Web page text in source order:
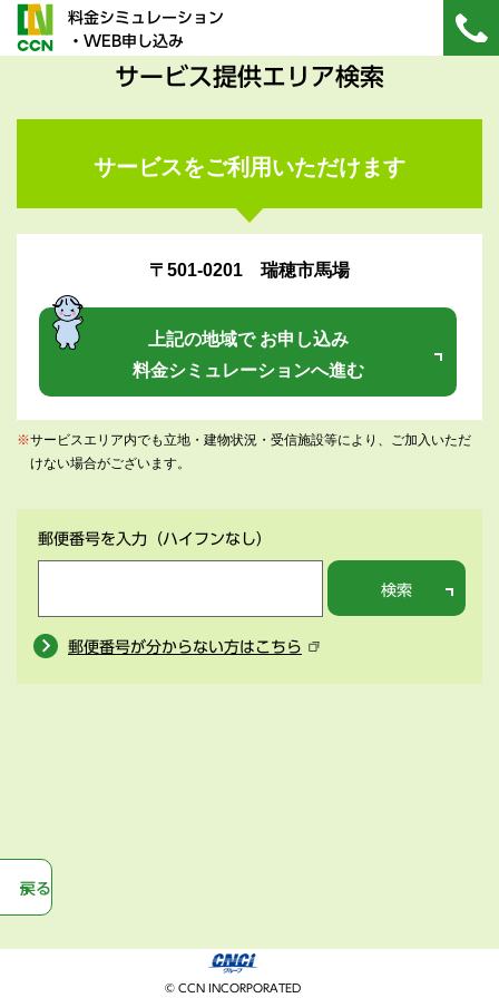
料金シミュレーション
・WEB申し込み
サービス提供エリア検索
サービスをご利用いただけます
〒501-0201 瑞穂市馬場
上記の地域で お申し込み
料金シミュレーションへ進む
※サービスエリア内でも立地・建物状況・受信施設等により、ご加入いただ
けない場合がございます。
郵便番号を入力 （ハイフンなし）
検索
郵便番号が分からない方はこちら
戻る
© CCN INCORPORATED